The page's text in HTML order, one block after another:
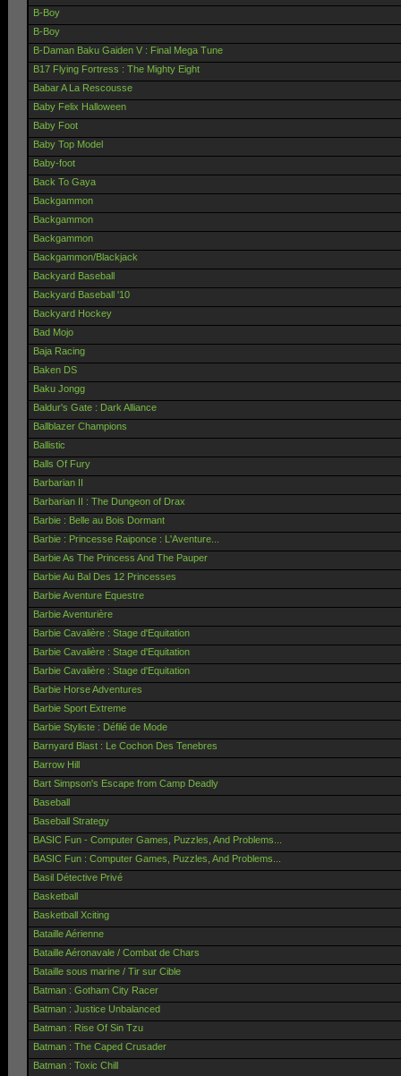
B-Boy
B-Boy
B-Daman Baku Gaiden V : Final Mega Tune
B17 Flying Fortress : The Mighty Eight
Babar A La Rescousse
Baby Felix Halloween
Baby Foot
Baby Top Model
Baby-foot
Back To Gaya
Backgammon
Backgammon
Backgammon
Backgammon/Blackjack
Backyard Baseball
Backyard Baseball '10
Backyard Hockey
Bad Mojo
Baja Racing
Baken DS
Baku Jongg
Baldur's Gate : Dark Alliance
Ballblazer Champions
Ballistic
Balls Of Fury
Barbarian II
Barbarian II : The Dungeon of Drax
Barbie : Belle au Bois Dormant
Barbie : Princesse Raiponce : L'Aventure...
Barbie As The Princess And The Pauper
Barbie Au Bal Des 12 Princesses
Barbie Aventure Equestre
Barbie Aventurière
Barbie Cavalière : Stage d'Equitation
Barbie Cavalière : Stage d'Equitation
Barbie Cavalière : Stage d'Equitation
Barbie Horse Adventures
Barbie Sport Extreme
Barbie Styliste : Défilé de Mode
Barnyard Blast : Le Cochon Des Tenebres
Barrow Hill
Bart Simpson's Escape from Camp Deadly
Baseball
Baseball Strategy
BASIC Fun - Computer Games, Puzzles, And Problems...
BASIC Fun : Computer Games, Puzzles, And Problems...
Basil Détective Privé
Basketball
Basketball Xciting
Bataille Aérienne
Bataille Aéronavale / Combat de Chars
Bataille sous marine / Tir sur Cible
Batman : Gotham City Racer
Batman : Justice Unbalanced
Batman : Rise Of Sin Tzu
Batman : The Caped Crusader
Batman : Toxic Chill